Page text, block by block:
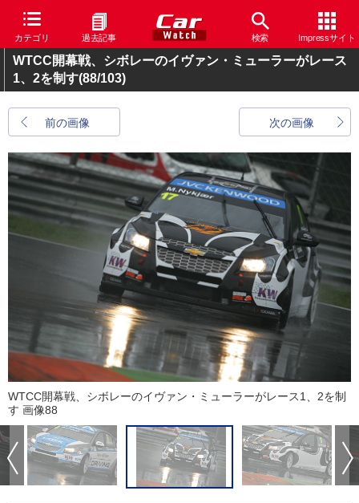
カテゴリ 過去記事 検索 Impressサイト
WTCC開幕戦、シボレーのイヴァン・ミューラーがレース
1、2を制す(88/103)
前の画像 次の画像
WTCC開幕戦、シボレーのイヴァン・ミューラーがレース1、2を制
す 画像88